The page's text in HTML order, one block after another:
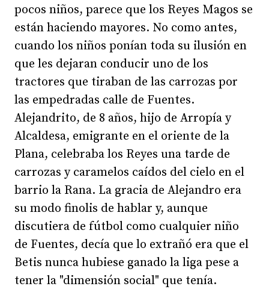
pocos niños, parece que los Reyes Magos se
están haciendo mayores. No como antes,
cuando los niños ponían toda su ilusión en
que les dejaran conducir uno de los
tractores que tiraban de las carrozas por
las empedradas calle de Fuentes.
Alejandrito, de 8 años, hijo de Arropía y
Alcaldesa, emigrante en el oriente de la
Plana, celebraba los Reyes una tarde de
carrozas y caramelos caídos del cielo en el
barrio la Rana. La gracia de Alejandro era
su modo finolis de hablar y, aunque
discutiera de fútbol como cualquier niño
de Fuentes, decía que lo extrañó era que el
Betis nunca hubiese ganado la liga pese a
tener la "dimensión social" que tenía.